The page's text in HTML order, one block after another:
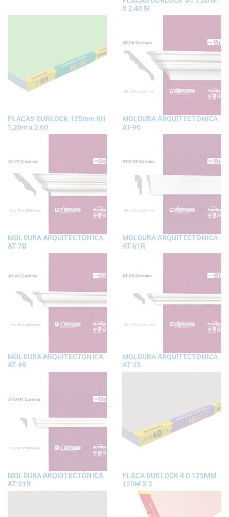
X 2,40 M
PLACAS DURLOCK 125mm RH
1,20m x 2,60
MOLDURA ARQUITECTÓNICA
AT-90
MOLDURA ARQUITECTÓNICA
AT-70
MOLDURA ARQUITECTÓNICA
AT-61R
MOLDURA ARQUITECTÓNICA
AT-49
MOLDURA ARQUITECTÓNICA
AT-35
MOLDURA ARQUITECTÓNICA
AT-31R
PLACA DURLOCK 4 D 125MM
120M X 2